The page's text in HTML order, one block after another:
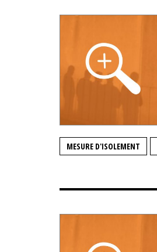
MESURE D'ISOLEMENT